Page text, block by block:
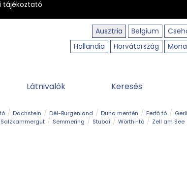
tájékoztató
Ausztria
Belgium
Hollandia
Horvátország
Látnivalók Keresés
Dachstein Dél-Burgenland Duna mentén Fertő tó
Salzkammergut Semmering Stubai Wörthi-tó Zell am See